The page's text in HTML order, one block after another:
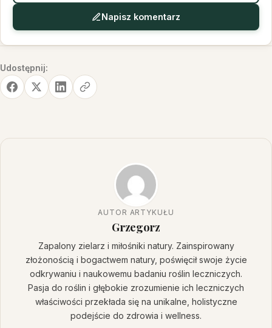
Napisz komentarz
Udostępnij:
AUTOR ARTYKUŁU
Grzegorz
Zapalony zielarz i miłośniki natury. Zainspirowany
złożonością i bogactwem natury, poświęcił swoje życie
odkrywaniu i naukowemu badaniu roślin leczniczych.
Pasja do roślin i głębokie zrozumienie ich leczniczych
właściwości przekłada się na unikalne, holistyczne
podejście do zdrowia i wellness.